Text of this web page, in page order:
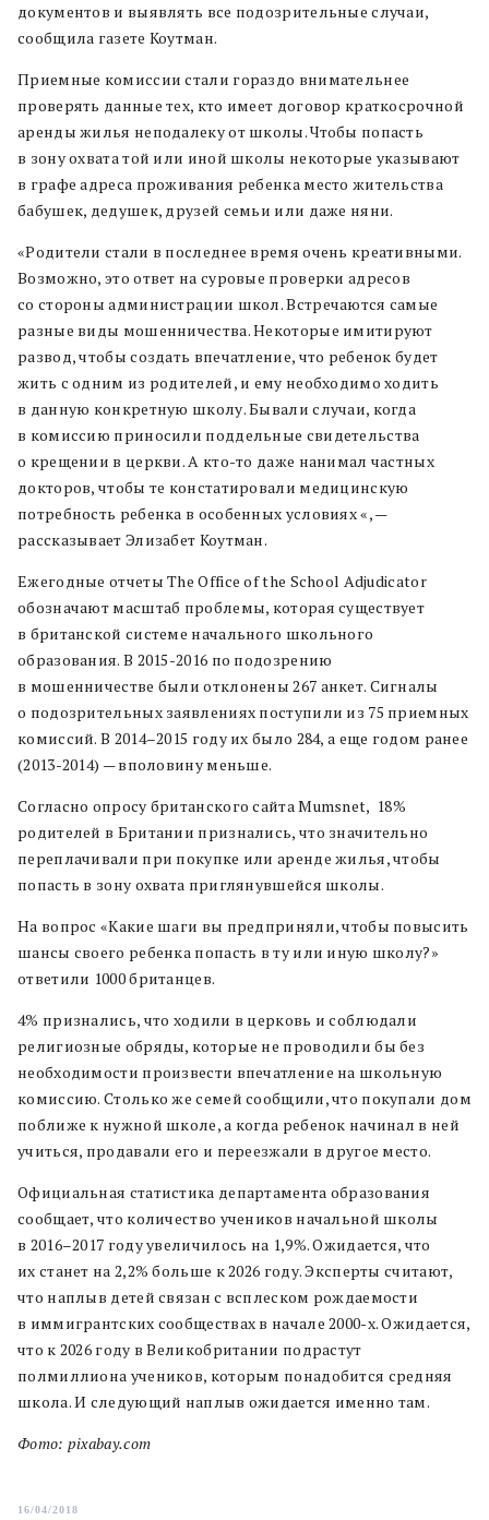
документов и выявлять все подозрительные случаи,
сообщила газете Коутман.
Приемные комиссии стали гораздо внимательнее
проверять данные тех, кто имеет договор краткосрочной
аренды жилья неподалеку от школы. Чтобы попасть
в зону охвата той или иной школы некоторые указывают
в графе адреса проживания ребенка место жительства
бабушек, дедушек, друзей семьи или даже няни.
«Родители стали в последнее время очень креативными.
Возможно, это ответ на суровые проверки адресов
со стороны администрации школ. Встречаются самые
разные виды мошенничества. Некоторые имитируют
развод, чтобы создать впечатление, что ребенок будет
жить с одним из родителей, и ему необходимо ходить
в данную конкретную школу. Бывали случаи, когда
в комиссию приносили поддельные свидетельства
о крещении в церкви. А кто-то даже нанимал частных
докторов, чтобы те констатировали медицинскую
потребность ребенка в особенных условиях «, —
рассказывает Элизабет Коутман.
Ежегодные отчеты The Office of the School Adjudicator
обозначают масштаб проблемы, которая существует
в британской системе начального школьного
образования. В 2015-2016 по подозрению
в мошенничестве были отклонены 267 анкет. Сигналы
о подозрительных заявлениях поступили из 75 приемных
комиссий. В 2014–2015 году их было 284, а еще годом ранее
(2013-2014) — вполовину меньше.
Согласно опросу британского сайта Mumsnet, 18%
родителей в Британии признались, что значительно
переплачивали при покупке или аренде жилья, чтобы
попасть в зону охвата приглянувшейся школы.
На вопрос «Какие шаги вы предприняли, чтобы повысить
шансы своего ребенка попасть в ту или иную школу?»
ответили 1000 британцев.
4% признались, что ходили в церковь и соблюдали
религиозные обряды, которые не проводили бы без
необходимости произвести впечатление на школьную
комиссию. Столько же семей сообщили, что покупали дом
поближе к нужной школе, а когда ребенок начинал в ней
учиться, продавали его и переезжали в другое место.
Официальная статистика департамента образования
сообщает, что количество учеников начальной школы
в 2016–2017 году увеличилось на 1,9%. Ожидается, что
их станет на 2,2% больше к 2026 году. Эксперты считают,
что наплыв детей связан с всплеском рождаемости
в иммигрантских сообществах в начале 2000-х. Ожидается,
что к 2026 году в Великобритании подрастут
полмиллиона учеников, которым понадобится средняя
школа. И следующий наплыв ожидается именно там.
Фото: pixabay.com
16/04/2018